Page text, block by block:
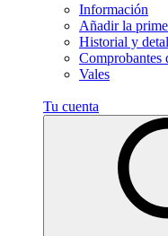
Información
Añadir la
Historial y
Comprobantes
Vales
Tu cuenta